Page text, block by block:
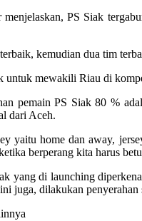
PS Siak
kemudian dua tim
mewakili Riau di
pemain PS Siak 80 %
dari Aceh.
yaitu home dan away,
berperang kita harus
yang di launching
juga, dilakukan